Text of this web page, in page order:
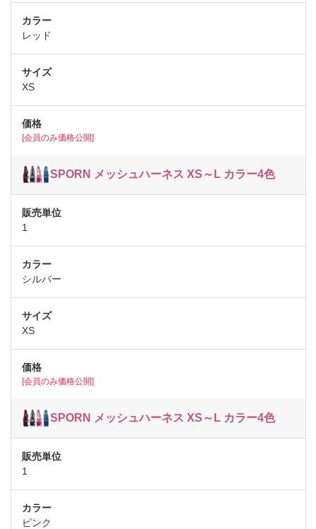
レッド
XS
[会員のみ価格公開]
SPORN メッシュハーネス XS～L カラー4色
1
シルバー
XS
[会員のみ価格公開]
SPORN メッシュハーネス XS～L カラー4色
1
ピンク